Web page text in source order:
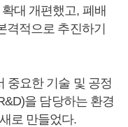
대 개편했고, 폐배
격적으로 추진하기
중요한 기술 및 공정
을 담당하는 환경
로 만들었다.